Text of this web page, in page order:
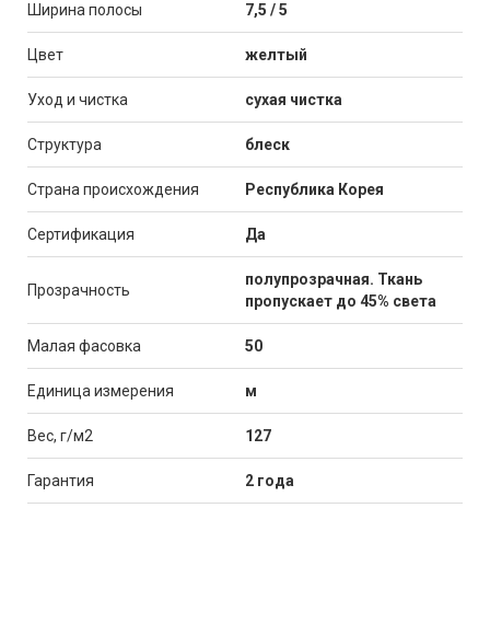
Ширина полосы 7,5 / 5
Цвет желтый
Уход и чистка сухая чистка
Структура блеск
Страна происхождения Республика Корея
Сертификация Да
Прозрачность
полупрозрачная. Ткань
пропускает до 45% света
Малая фасовка 50
Единица измерения м
Вес, г/м2 127
Гарантия 2 года